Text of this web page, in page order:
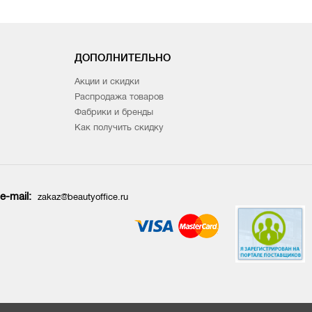
ДОПОЛНИТЕЛЬНО
Акции и скидки
Распродажа товаров
Фабрики и бренды
Как получить скидку
e-mail: zakaz@beautyoffice.ru